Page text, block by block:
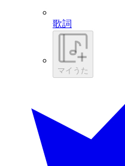
歌詞
マイうた